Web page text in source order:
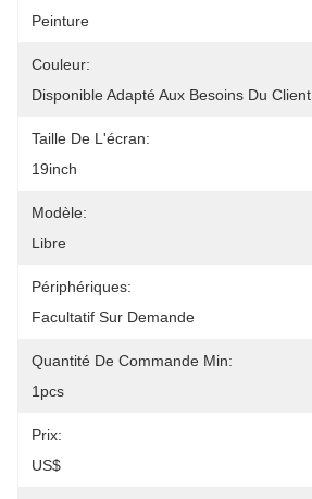
Peinture
Couleur:
Disponible Adapté Aux Besoins Du Client
Taille De L'écran:
19inch
Modèle:
Libre
Périphériques:
Facultatif Sur Demande
Quantité De Commande Min:
1pcs
Prix:
US$